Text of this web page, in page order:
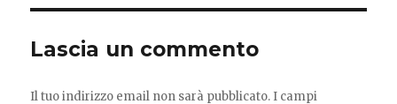
Lascia un commento
Il tuo indirizzo email non sarà pubblicato. I campi